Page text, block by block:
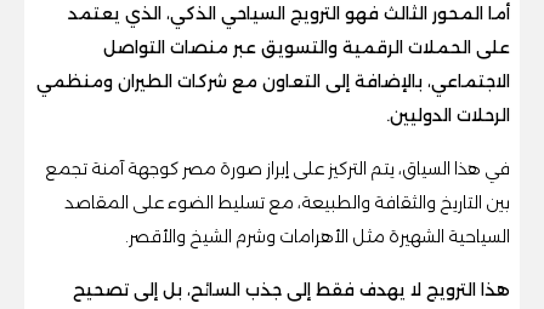
أما المحور الثالث فهو الترويج السياحي الذكي، الذي يعتمد
على الحملات الرقمية والتسويق عبر منصات التواصل
الاجتماعي، بالإضافة إلى التعاون مع شركات الطيران ومنظمي
الرحلات الدوليين.
في هذا السياق، يتم التركيز على إبراز صورة مصر كوجهة آمنة تجمع
بين التاريخ والثقافة والطبيعة، مع تسليط الضوء على المقاصد
السياحية الشهيرة مثل الأهرامات وشرم الشيخ والأقصر.
هذا الترويج لا يهدف فقط إلى جذب السائح، بل إلى تصحيح